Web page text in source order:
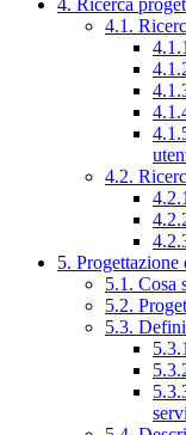
4. Ricerca
4.1.
4.2.
5. Progettazione
5.1. Cosa
5.2.
5.3.